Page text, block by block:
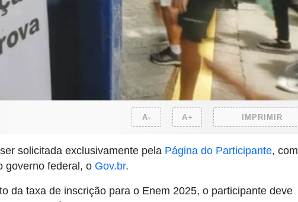
A- A+ IMPRIMIR
solicitada exclusivamente pela Página do Participante, com
governo federal, o Gov.br.
da taxa de inscrição para o Enem 2025, o participante deve